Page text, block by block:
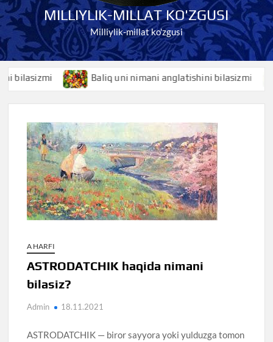
MILLIYLIK-MILLAT KO'ZGUSI
Milliylik-millat ko'zgusi
Baliq uni nimani anglatishini bilasizmi
A HARFI
ASTRODATCHIK haqida nimani
bilasiz?
Admin 18.11.2021
ASTRODATCHIK — biror sayyora yoki yulduzga tomon